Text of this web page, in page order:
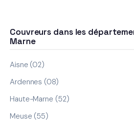
Couvreurs dans les
Marne
Aisne (02)
Ardennes (08)
Haute-Marne (52)
Meuse (55)